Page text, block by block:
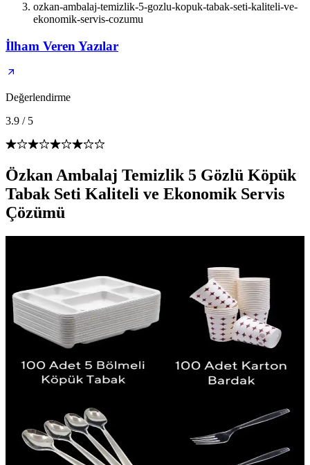
ozkan-ambalaj-temizlik-5-gozlu-kopuk-tabak-seti-kaliteli-ve-
ekonomik-servis-cozumu
İlham Veren Yazılar
Değerlendirme
3.9 / 5
Özkan Ambalaj Temizlik 5 Gözlü Köpük
Tabak Seti Kaliteli ve Ekonomik Servis
Çözümü